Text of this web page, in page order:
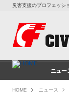
災害支援のプロフェッシ
HOME ニュース